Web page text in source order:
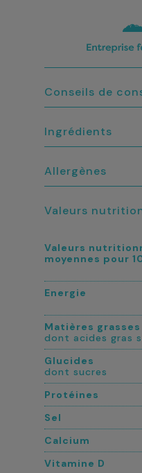
Conseils de
Ingrédients
Allergènes
Valeurs
Valeurs
moyennes pour
Energie
Matières grasses
dont acides gras
Glucides
dont sucres
Protéines
Sel
Calcium
Vitamine D